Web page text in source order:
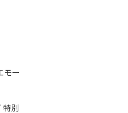
モー
特別